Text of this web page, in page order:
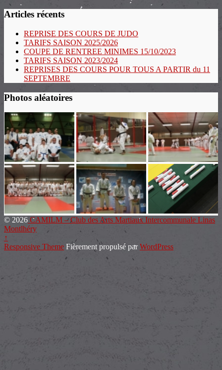
Articles récents
REPRISE DES COURS DE JUDO
TARIFS SAISON 2025/2026
COUPE DE RENTREE MINIMES 15/10/2023
TARIFS SAISON 2023/2024
REPRISES DES COURS POUR TOUS A PARTIR du 11
SEPTEMBRE
Photos aléatoires
© 2026 CAMILM – Club des Arts Martiaux Intercommunale Linas
Montlhéry
↑
Responsive Theme Fièrement propulsé parWordPress